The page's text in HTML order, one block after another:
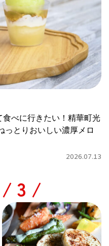
食べに行きたい！精華町光
っとりおいしい濃厚メロ
2026.07.13
/